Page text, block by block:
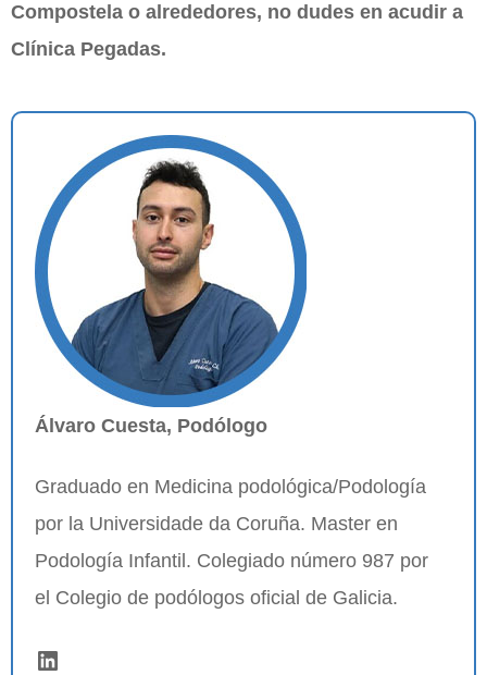
Compostela o alrededores, no dudes en acudir a
Clínica Pegadas.
Álvaro Cuesta, Podólogo
Graduado en Medicina podológica/Podología
por la Universidade da Coruña. Master en
Podología Infantil. Colegiado número 987 por
el Colegio de podólogos oficial de Galicia.
LinkedIn